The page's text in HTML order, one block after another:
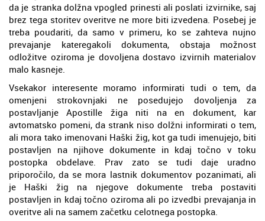
da je stranka dolžna vpogled prinesti ali poslati izvirnike, saj
brez tega storitev overitve ne more biti izvedena. Posebej je
treba poudariti, da samo v primeru, ko se zahteva nujno
prevajanje kateregakoli dokumenta, obstaja možnost
odložitve oziroma je dovoljena dostavo izvirnih materialov
malo kasneje.
Vsekakor interesente moramo informirati tudi o tem, da
omenjeni strokovnjaki ne posedujejo dovoljenja za
postavljanje Apostille žiga niti na en dokument, kar
avtomatsko pomeni, da strank niso dolžni informirati o tem,
ali mora tako imenovani Haški žig, kot ga tudi imenujejo, biti
postavljen na njihove dokumente in kdaj točno v toku
postopka obdelave. Prav zato se tudi daje uradno
priporočilo, da se mora lastnik dokumentov pozanimati, ali
je Haški žig na njegove dokumente treba postaviti
postavljen in kdaj točno oziroma ali po izvedbi prevajanja in
overitve ali na samem začetku celotnega postopka.